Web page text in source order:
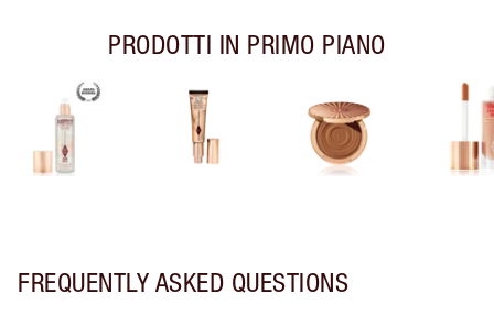
PRODOTTI IN PRIMO PIANO
FREQUENTLY ASKED QUESTIONS